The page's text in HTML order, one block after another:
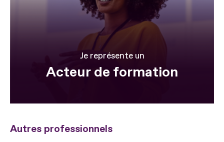
Je représente un
Acteur de formation
Autres professionnels